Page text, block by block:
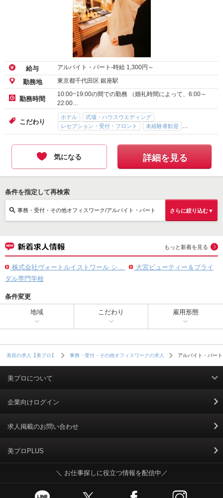
給与 アルバイト・パート-時給 1,300円～
勤務地 東京都千代田区 銀座駅
勤務時間
10:00~19:00の間での勤務 （婚礼時間によって、6:00～
22:00…
こだわり
ホテル
式場・ハウスウエディング
レセプション・受付・フロント
未経験者歓迎
駅直結（駅ビル）
気になる 詳細を見る
条件を指定して再検索
事務・受付・その他オフィスワーク/アルバイト・パート さらに絞り込む▼
もっと新着を見る
株式会社ヴォートルイストワール シ...
大宮ビューティー＆ブライ
ダル専門学校
条件変更
地域 こだわり 雇用形態
美容の求人【美プロ】 事務・受付・その他オフィスワークの求人 アルバイト・パート
美プロについて
利用規約
掲載規約
個人情報保護ポリシー
個人情報のお取り扱いについて
企業向けログイン
求人掲載のお問い合わせ
美プロPLUS
＼ お仕事探しに役立つ情報を配信中／